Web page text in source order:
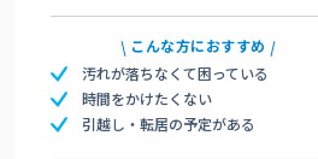
こんな方におすすめ
汚れが落ちなくて困っている
時間をかけたくない
引越し・転居の予定がある